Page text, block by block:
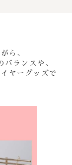
ら、
バランスや、
ヤーグッズで